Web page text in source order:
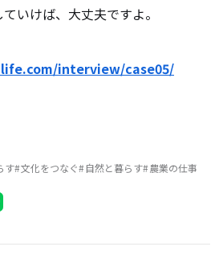
いけば、大丈夫ですよ。
interview/case05/
す 文化をつなぐ 自然と暮らす 農業の仕事